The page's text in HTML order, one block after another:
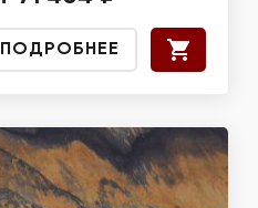
ПОДРОБНЕЕ